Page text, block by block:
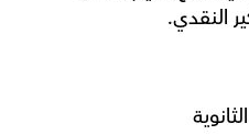
النقدي.